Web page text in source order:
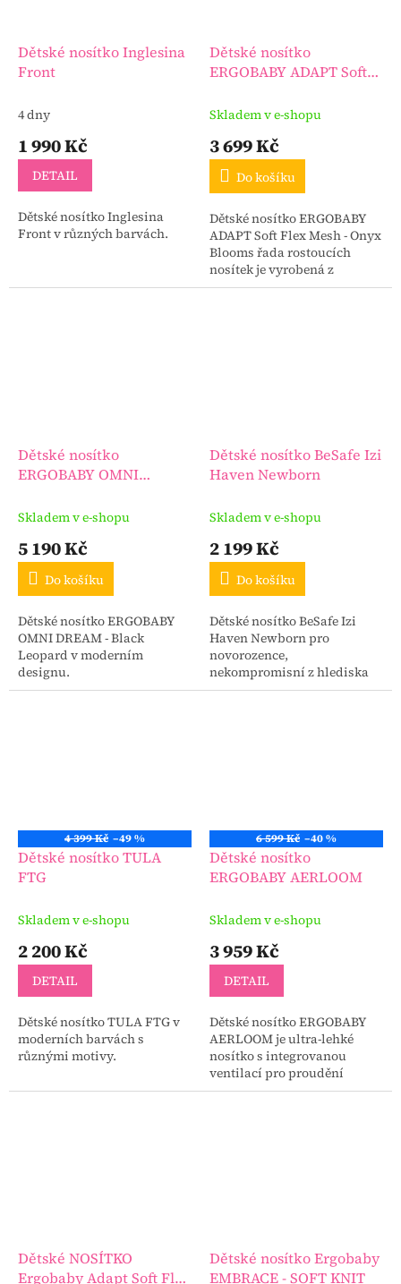
Dětské nosítko Inglesina
Front
4 dny
1 990 Kč
DETAIL
Dětské nosítko Inglesina
Front v různých barvách.
Dětské nosítko
ERGOBABY ADAPT Soft
Skladem v e-shopu
3 699 Kč
Do košíku
Dětské nosítko ERGOBABY
ADAPT Soft Flex Mesh - Onyx
Blooms řada rostoucích
nosítek je vyrobená z
prémiové síťoviny, která Vás
Dětské nosítko
ERGOBABY OMNI
Skladem v e-shopu
5 190 Kč
Do košíku
Dětské nosítko ERGOBABY
OMNI DREAM - Black
Leopard v moderním
designu.
Dětské nosítko BeSafe Izi
Haven Newborn
Skladem v e-shopu
2 199 Kč
Do košíku
Dětské nosítko BeSafe Izi
Haven Newborn pro
novorozence,
nekompromisní z hlediska
ergonomie a pohodlí, ve
4 399 Kč –49 %
Dětské nosítko TULA
FTG
Skladem v e-shopu
2 200 Kč
DETAIL
Dětské nosítko TULA FTG v
moderních barvách s
různými motivy.
6 599 Kč –40 %
Dětské nosítko
ERGOBABY AERLOOM
Skladem v e-shopu
3 959 Kč
DETAIL
Dětské nosítko ERGOBABY
AERLOOM je ultra-lehké
nosítko s integrovanou
ventilací pro proudění
vzduchu, vyrobené z
Dětské NOSÍTKO
Ergobaby Adapt Soft Flex
Dětské nosítko Ergobaby
EMBRACE - SOFT KNIT